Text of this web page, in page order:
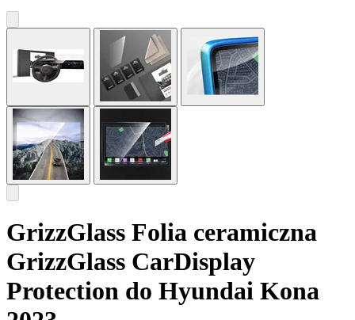
GrizzGlass Folia ceramiczna
GrizzGlass CarDisplay
Protection do Hyundai Kona